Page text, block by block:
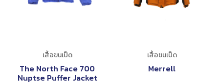
เสื้อขนเป็ด
The North Face 700
Nuptse Puffer Jacket
เสื้อขนเป็ด
Merrell